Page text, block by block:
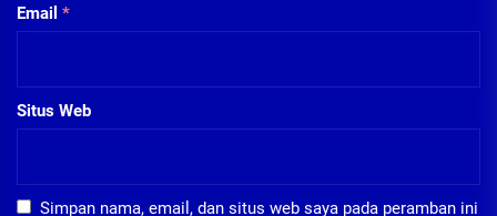
Email *
Situs Web
Simpan nama, email, dan situs web saya pada peramban ini